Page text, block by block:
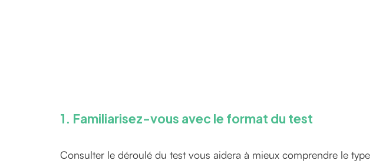
1. Familiarisez-vous avec le format du test
Consulter le déroulé du test vous aidera à mieux comprendre le type